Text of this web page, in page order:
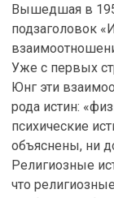
Вышедшая в
подзаголовок
Уже с первых
Юнг эти
рода истин:
психические
объяснены, ни
Религиозные
что